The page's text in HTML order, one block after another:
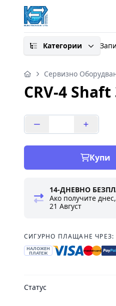
Категории
Сервизно
CRV-4
Купи
14-ДНЕВНО
Ако получите
21 Август
СИГУРНО ПЛАЩАНЕ ЧРЕЗ:
НАЛОЖЕН
ПЛАТЕЖ
Статус